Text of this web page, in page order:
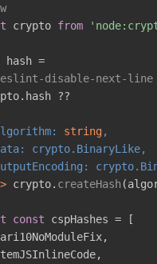
crypto from
hash =
disable-next-line
hash ??
string,
crypto.BinaryLike,
crypto. createHash
const cspHashes = [